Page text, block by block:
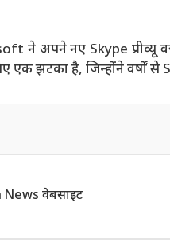
ने अपने नए Skype प्रीव्यू
झटका है, जिन्होंने वर्षों से
News वेबसाइट